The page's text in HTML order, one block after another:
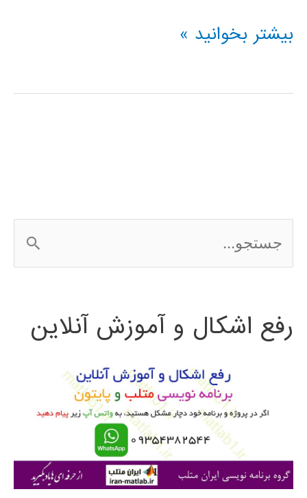
آموزش
Bootstrap
بیشتر بخوانید »
س
ج
ی
رفع اشکال و آموزش آنلاین